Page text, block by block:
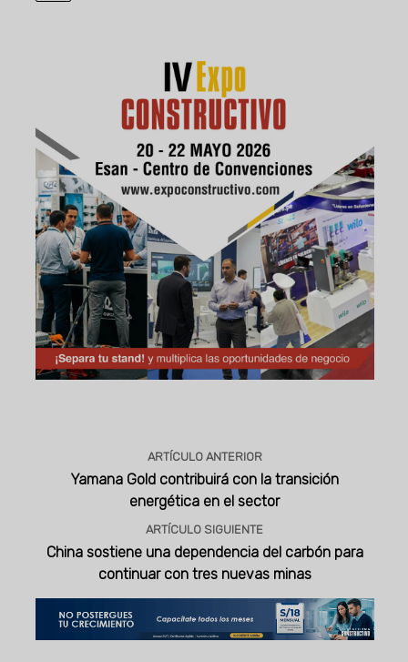
ARTÍCULO ANTERIOR
Yamana Gold contribuirá con la transición
energética en el sector
ARTÍCULO SIGUIENTE
China sostiene una dependencia del carbón para
continuar con tres nuevas minas